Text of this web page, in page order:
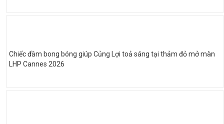
Chiếc đầm bong bóng giúp Củng Lợi toả sáng tại thảm đỏ mở màn
LHP Cannes 2026